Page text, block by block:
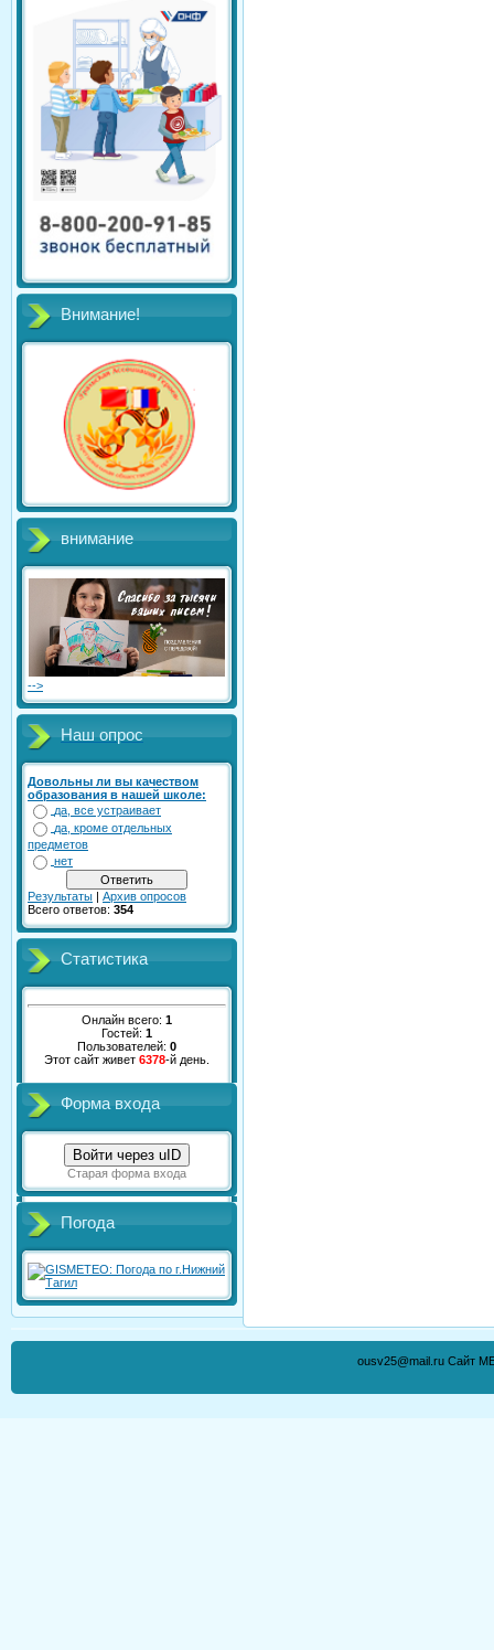
Внимание!
внимание
-->
Наш опрос
Довольны ли вы качеством
образования в нашей школе:
да, все устраивает
да, кроме отдельных
предметов
нет
Результаты | Архив опросов
Всего ответов: 354
Статистика
Онлайн всего: 1
Гостей: 1
Пользователей: 0
Этот сайт живет 6378-й день.
Форма входа
Войти через uID
Старая форма входа
Погода
ousv25@mail.ru Сайт